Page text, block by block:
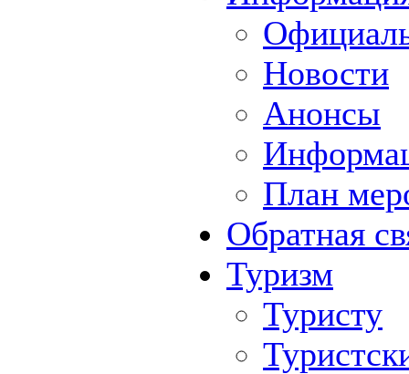
Новости
Анонсы
План
Обратная
Туризм
Туристу